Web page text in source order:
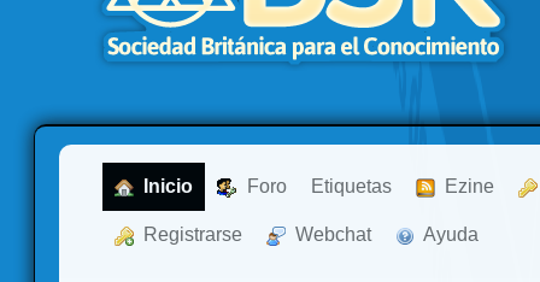
Inicio Foro Etiquetas Ezine
Registrarse Webchat Ayuda